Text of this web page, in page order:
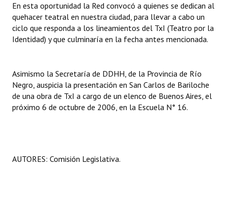
Audiencias Públicas - Registro
Mujeres que Dejaron Huellas - Registro
Ciudadano Ilustre - Registro
Banca del Vecino - Registro
Huéspedes de Honor - Registro
Reconocimientos - Registro
En esta oportunidad la Red convocó a quienes se dedican al
quehacer teatral en nuestra ciudad, para llevar a cabo un
ciclo que responda a los lineamientos del TxI (Teatro por la
Identidad) y que culminaría en la fecha antes mencionada.
Asimismo la Secretaría de DDHH, de la Provincia de Río
Negro, auspicia la presentación en San Carlos de Bariloche
de una obra de TxI a cargo de un elenco de Buenos Aires, el
próximo 6 de octubre de 2006, en la Escuela N° 16.
AUTORES: Comisión Legislativa.